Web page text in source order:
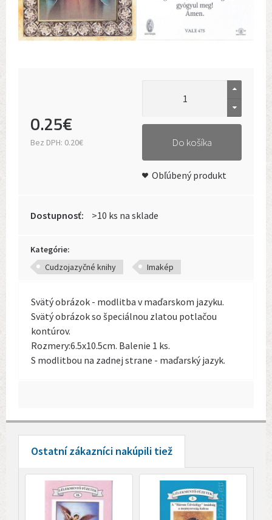
0.25€
Bez DPH: 0.20€ Do košíka
Obľúbený produkt
Dostupnosť: >10 ks na sklade
Kategórie:
Cudzojazyčné knihy
Imakép
Svätý obrázok - modlitba v maďarskom jazyku.
Svätý obrázok so špeciálnou zlatou potlačou
kontúrov.
Rozmery:6.5x10.5cm. Balenie 1 ks.
S modlitbou na zadnej strane - maďarský jazyk.
Ostatní zákazníci nakúpili tiež